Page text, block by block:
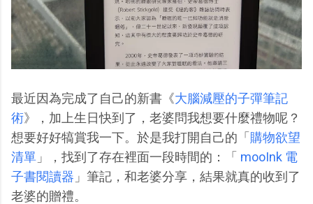
最近因為完成了自己的新書《大腦減壓的子彈筆記
術》，加上生日快到了，老婆問我想要什麼禮物呢？
想要好好犒賞我一下。於是我打開自己的「購物欲望
清單 」，找到了存在裡面一段時間的：「 mooInk 電
子書閱讀器 」筆記，和老婆分享，結果就真的收到了
老婆的贈禮。